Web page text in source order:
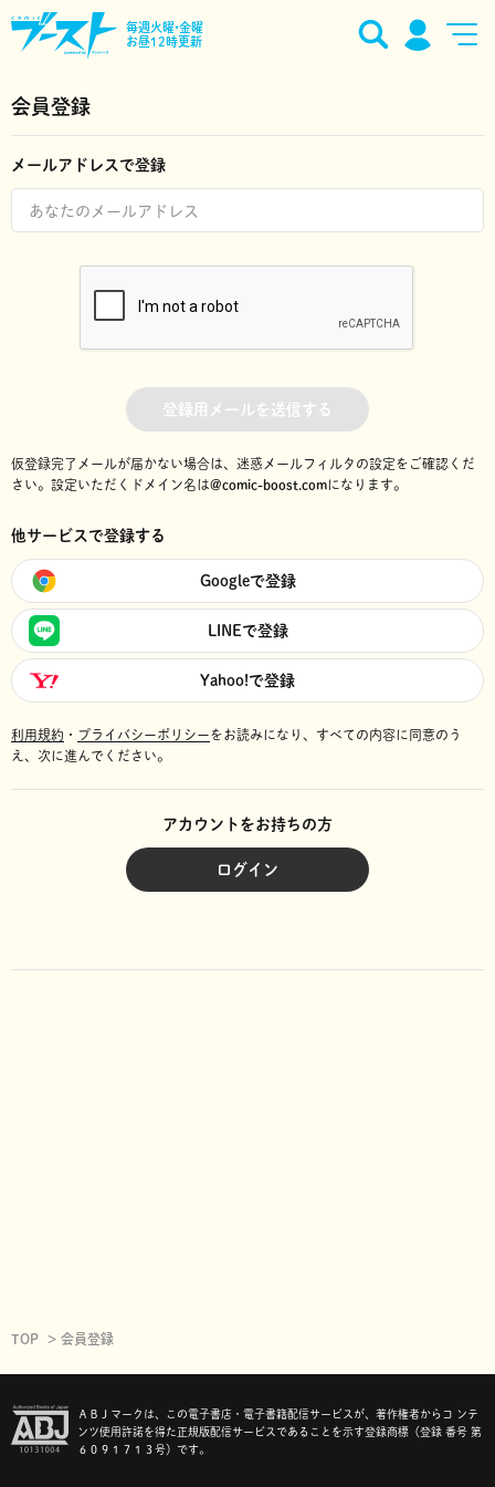
毎週火曜•金曜
お昼12時更新
会員登録
メールアドレスで登録
登録用メールを送信する
仮登録完了メールが届かない場合は、迷惑メールフィルタの設定をご確認くだ
さい。 設定いただくドメイン名は@comic-boost.comになります。
他サービスで登録する
Googleで登録
LINEで登録
Yahoo!で登録
利用規約 ・ プライバシーポリシーをお読みになり、 すべての内容に同意のう
え、次に進んでください。
アカウントをお持ちの方
ログイン
TOP 会員登録
ＡＢＪマークは、この電子書店・電子書籍配信サービスが、著作権者からコ ンテ
ンツ使用許諾を得た正規版配信サービスであることを示す登録商標（登録 番号 第
６０９１７１３号）です。